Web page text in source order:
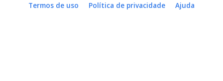
Termos de uso
Política de privacidade Ajuda